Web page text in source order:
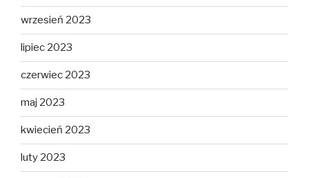
wrzesień 2023
lipiec 2023
czerwiec 2023
maj 2023
kwiecień 2023
luty 2023